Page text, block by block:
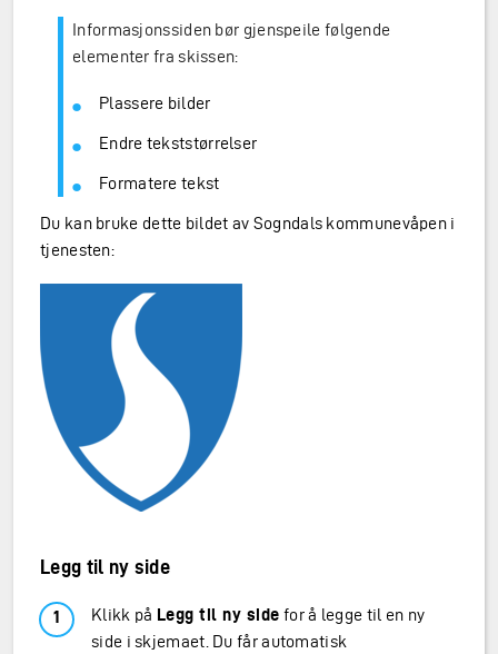
Informasjonssiden bør gjenspeile følgende
elementer fra skissen:
Plassere bilder
Endre tekststørrelser
Formatere tekst
Du kan bruke dette bildet av Sogndals kommunevåpen i
tjenesten:
Legg til ny side
Klikk på Legg til ny side for å legge til en ny
side i skjemaet. Du får automatisk